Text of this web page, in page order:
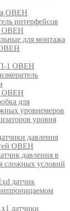
ОВЕН
интерфейсов
ОВЕН
для монтажа
ОВЕН
1 ОВЕН
ОВЕН
для
уровнемеров
уровня
давления
ОВЕН
давления в
сложных условий
датчик
датчики